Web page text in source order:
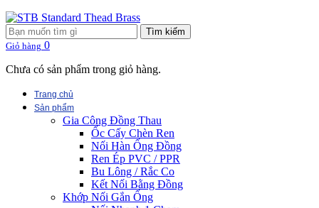
Tìm kiếm
Giỏ hàng 0
Chưa có sản phẩm trong giỏ hàng.
Trang chủ
Sản phẩm
Gia Công Đồng Thau
Ốc Cấy Chèn Ren
Nối Hàn Ống Đồng
Ren Ép PVC / PPR
Bu Lông / Rắc Co
Kết Nối Bằng Đồng
Khớp Nối Gắn Ống